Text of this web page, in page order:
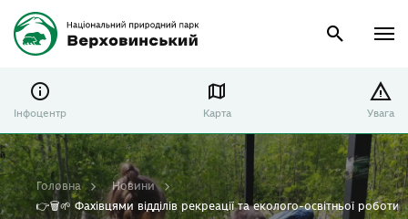
Інфоцентр Карта Увага
Головна
Новини
👉🗑️🌱 Фахівцями відділів рекреації та еколого-освітньої